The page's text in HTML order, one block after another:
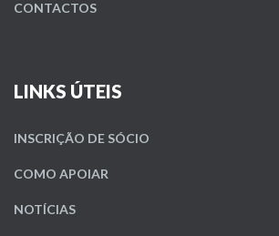
CONTACTOS
LINKS ÚTEIS
INSCRIÇÃO DE SÓCIO
COMO APOIAR
NOTÍCIAS